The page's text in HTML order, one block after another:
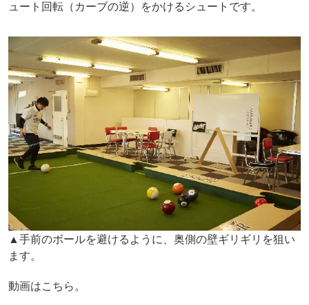
ュート回転（カーブの逆）をかけるシュートです。
▲手前のボールを避けるように、奥側の壁ギリギリを狙い
ます。
動画はこちら。